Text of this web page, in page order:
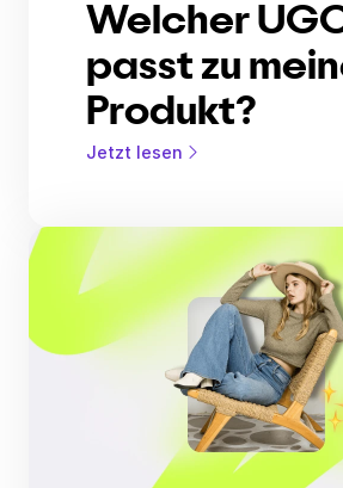
Welcher
passt zu
Produkt?
Jetzt lesen